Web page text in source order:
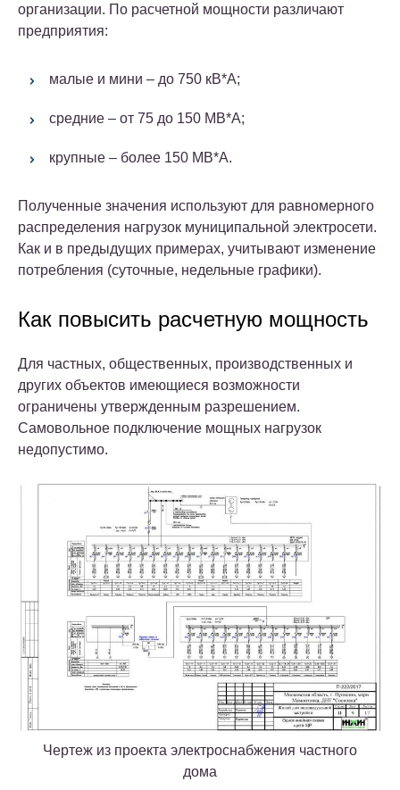
организации. По расчетной мощности различают
предприятия:
малые и мини – до 750 кВ*А;
средние – от 75 до 150 МВ*А;
крупные – более 150 МВ*А.
Полученные значения используют для равномерного
распределения нагрузок муниципальной электросети.
Как и в предыдущих примерах, учитывают изменение
потребления (суточные, недельные графики).
Как повысить расчетную мощность
Для частных, общественных, производственных и
других объектов имеющиеся возможности
ограничены утвержденным разрешением.
Самовольное подключение мощных нагрузок
недопустимо.
Чертеж из проекта электроснабжения частного
дома